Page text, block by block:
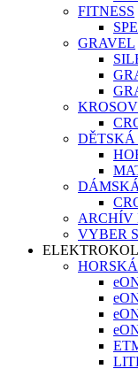
FITNESS
GRAVEL
ARCHÍV
VYBER